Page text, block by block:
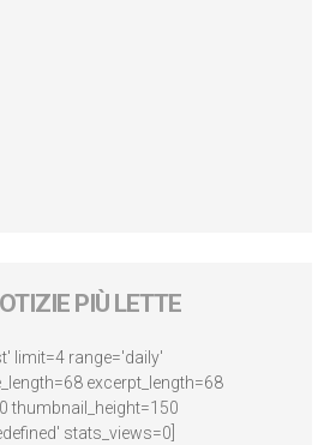
PIÙ LETTE
limit=4 range='daily'
excerpt_length=68
thumbnail_height=150
stats_views=0]